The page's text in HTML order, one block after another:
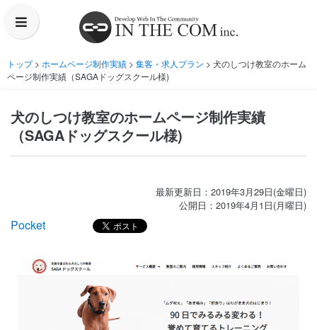
プラン内容・料金
制作実績
会社概要
よくあるご質問
お問い合わせ
トップ> ホームページ制作実績 > 集客・求人プラン > 犬のしつけ教室のホーム
ページ制作実績（SAGAドッグスクール様)
犬のしつけ教室のホームページ制作実績
（SAGAドッグスクール様)
最新更新日：2019年3月29日(金曜日)
公開日：2019年4月1日(月曜日)
Pocket